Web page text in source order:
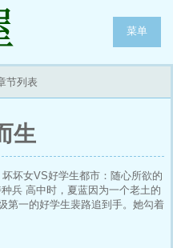
菜单
节列表
生
坏女VS好学生都市：随心所欲的
兵 高中时，夏蓝因为一个老土的
第一的好学生裴路追到手。她勾着